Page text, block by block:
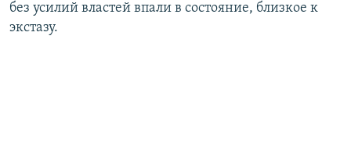
без усилий властей впали в состояние, близкое к
экстазу.